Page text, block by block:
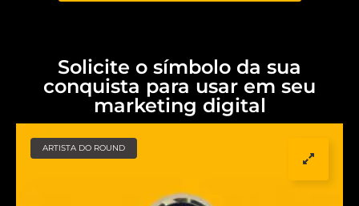
Solicite o símbolo da sua
conquista para usar em seu
marketing digital
ARTISTA DO ROUND